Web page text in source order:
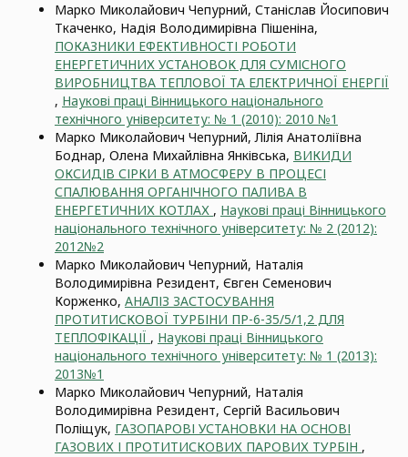
Марко Миколайович Чепурний, Станіслав Йосипович
Ткаченко, Надія Володимирівна Пішеніна,
ПОКАЗНИКИ ЕФЕКТИВНОСТІ РОБОТИ
ЕНЕРГЕТИЧНИХ УСТАНОВОК ДЛЯ СУМІСНОГО
ВИРОБНИЦТВА ТЕПЛОВОЇ ТА ЕЛЕКТРИЧНОЇ ЕНЕРГІЇ
, Наукові праці Вінницького національного
технічного університету: № 1 (2010): 2010 №1
Марко Миколайович Чепурний, Лілія Анатоліївна
Боднар, Олена Михайлівна Янківська, ВИКИДИ
ОКСИДІВ СІРКИ В АТМОСФЕРУ В ПРОЦЕСІ
СПАЛЮВАННЯ ОРГАНІЧНОГО ПАЛИВА В
ЕНЕРГЕТИЧНИХ КОТЛАХ , Наукові праці Вінницького
національного технічного університету: № 2 (2012):
2012№2
Марко Миколайович Чепурний, Наталія
Володимирівна Резидент, Євген Семенович
Корженко, АНАЛІЗ ЗАСТОСУВАННЯ
ПРОТИТИСКОВОЇ ТУРБІНИ ПР-6-35/5/1,2 ДЛЯ
ТЕПЛОФІКАЦІЇ , Наукові праці Вінницького
національного технічного університету: № 1 (2013):
2013№1
Марко Миколайович Чепурний, Наталія
Володимирівна Резидент, Сергій Васильович
Поліщук, ГАЗОПАРОВІ УСТАНОВКИ НА ОСНОВІ
ГАЗОВИХ І ПРОТИТИСКОВИХ ПАРОВИХ ТУРБІН ,